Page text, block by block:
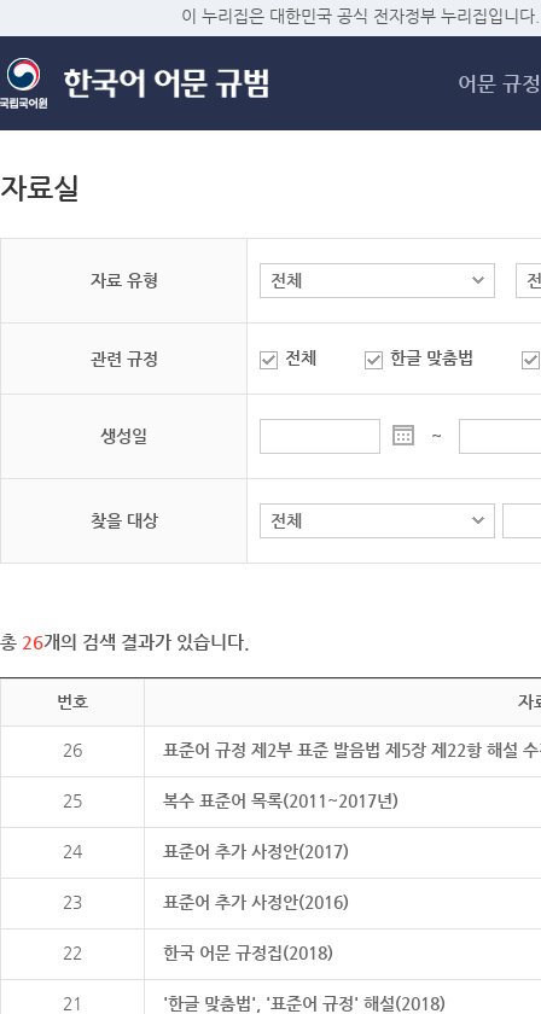
메
이 누리집은 대한민국 공식 전자정부 누리집입니다.
어문 규정
자료실
자료 유형
관련 규정 전체 한글 맞춤법
생성일 ~
찾을 대상
총 26개의 검색 결과가 있습니다.
번호 자
26 표준어 규정 제2부 표준 발음법 제5장 제22항 해설
25 복수 표준어 목록(2011~2017년)
24 표준어 추가 사정안(2017)
23 표준어 추가 사정안(2016)
22 한국 어문 규정집(2018)
21 '한글 맞춤법', '표준어 규정' 해설(2018)